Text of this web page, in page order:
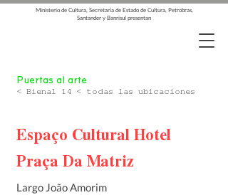
Ministerio de Cultura, Secretaría de Estado de Cultura, Petrobras,
Santander y Banrisul presentan
< Bienal 14 < todas las ubicaciones
Puertas al arte
Espaço Cultural Hotel
Praça Da Matriz
Largo João Amorim